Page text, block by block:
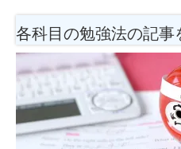
各科目の勉強法の記事